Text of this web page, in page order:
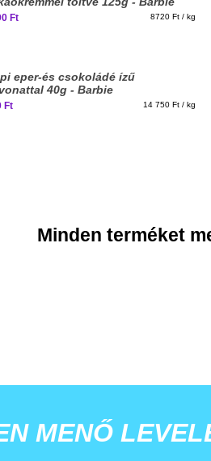
Ft 8720 Ft / kg
eper-és csokoládé ízű
40g - Barbie
Ft 14 750 Ft / kg
Minden terméket
MENŐ